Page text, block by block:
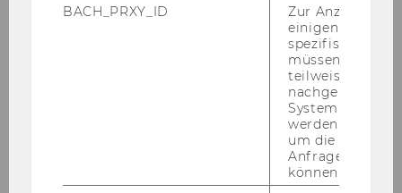
BACH_PRXY_ID
Zur Anzeige von
einigen WU-
spezifischen
müssen
teilweise von
nachgelagerten
System
werden.
um die Antwort
Anfrage
können.